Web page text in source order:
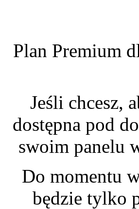
Plan Premium
Jeśli chcesz,
dostępna pod
swoim panelu
Do momentu
będzie tylko